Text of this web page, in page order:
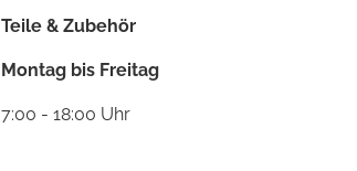
Teile & Zubehör
Montag bis Freitag
7:00 - 18:00 Uhr